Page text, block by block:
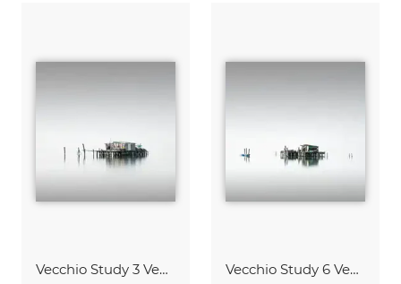
Vecchio Study 3 Venedig Vecchio Study 6 Venedig